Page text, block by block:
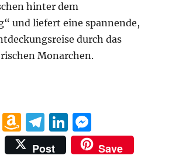
hinter dem
und liefert eine spannende,
durch das
Monarchen.
ohne Kitsch: Ein Meisterwerk
W A
m
T
el
Li
n e
Post Save